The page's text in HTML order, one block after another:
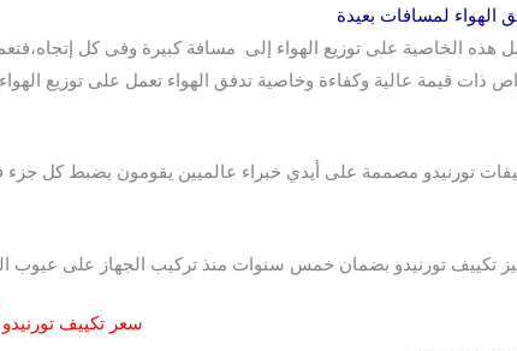
الهواء لمسافات بعيدة
هذه الخاصية على توزيع الهواء إلى مسافة كبيرة وفى كل
ذات قيمة عالية وكفاءة وخاصية تدفق الهواء تعمل على توزيع الهواء
تورنيدو مصممة على أيدي خبراء عالميين يقومون بضبط كل جزء
تكييف تورنيدو بضمان خمس سنوات منذ تركيب الجهاز على عيوب
سعر تكييف تورنيدو 1.5 حصان بارد 21000